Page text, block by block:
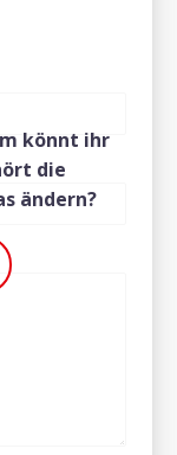
könnt ihr
die
ändern?